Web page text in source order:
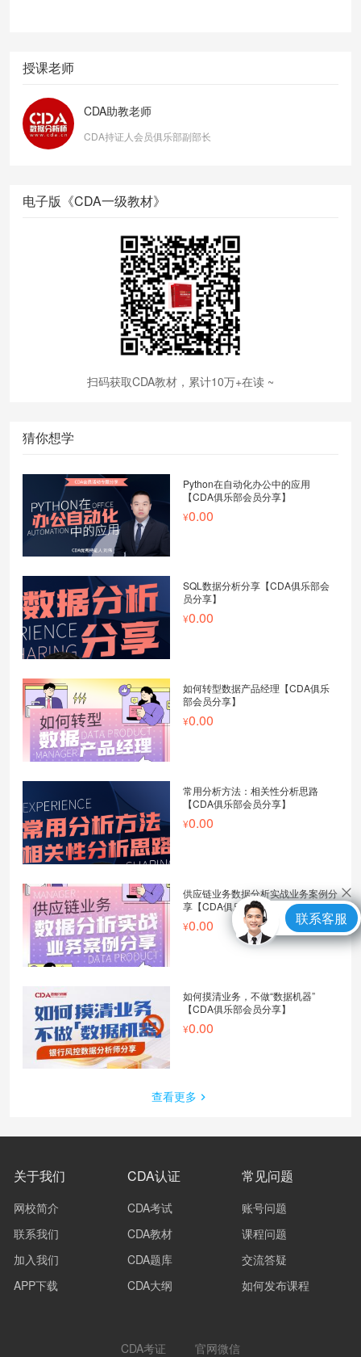
授课老师
CDA助教老师
CDA持证人会员俱乐部副部长
电子版《CDA一级教材》
扫码获取CDA教材，累计10万+在读 ~
猜你想学
Python在自动化办公中的应用
【CDA俱乐部会员分享】
0.00
SQL数据分析分享【CDA俱乐部会
员分享】
0.00
如何转型数据产品经理【CDA俱乐
部会员分享】
0.00
常用分析方法：相关性分析思路
【CDA俱乐部会员分享】
0.00
供应链业务数据分析实战业务案例分
享【CDA俱乐部会员分享】
0.00
如何摸清业务，不做“数据机器”
【CDA俱乐部会员分享】
0.00
查看更多
关于我们
网校简介
联系我们
加入我们
APP下载
CDA认证
CDA考试
CDA教材
CDA题库
CDA大纲
常见问题
账号问题
课程问题
交流答疑
如何发布课程
CDA考证 官网微信
联系客服